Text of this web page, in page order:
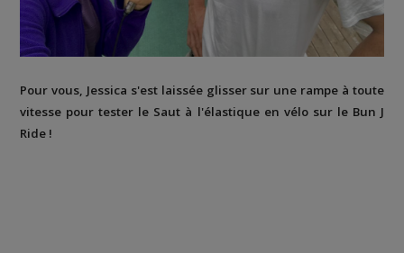
Pour vous, Jessica s'est laissée glisser sur une rampe à toute
vitesse pour tester le Saut à l'élastique en vélo sur le Bun J
Ride !